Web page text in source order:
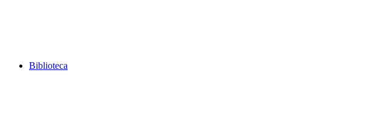
Biblioteca